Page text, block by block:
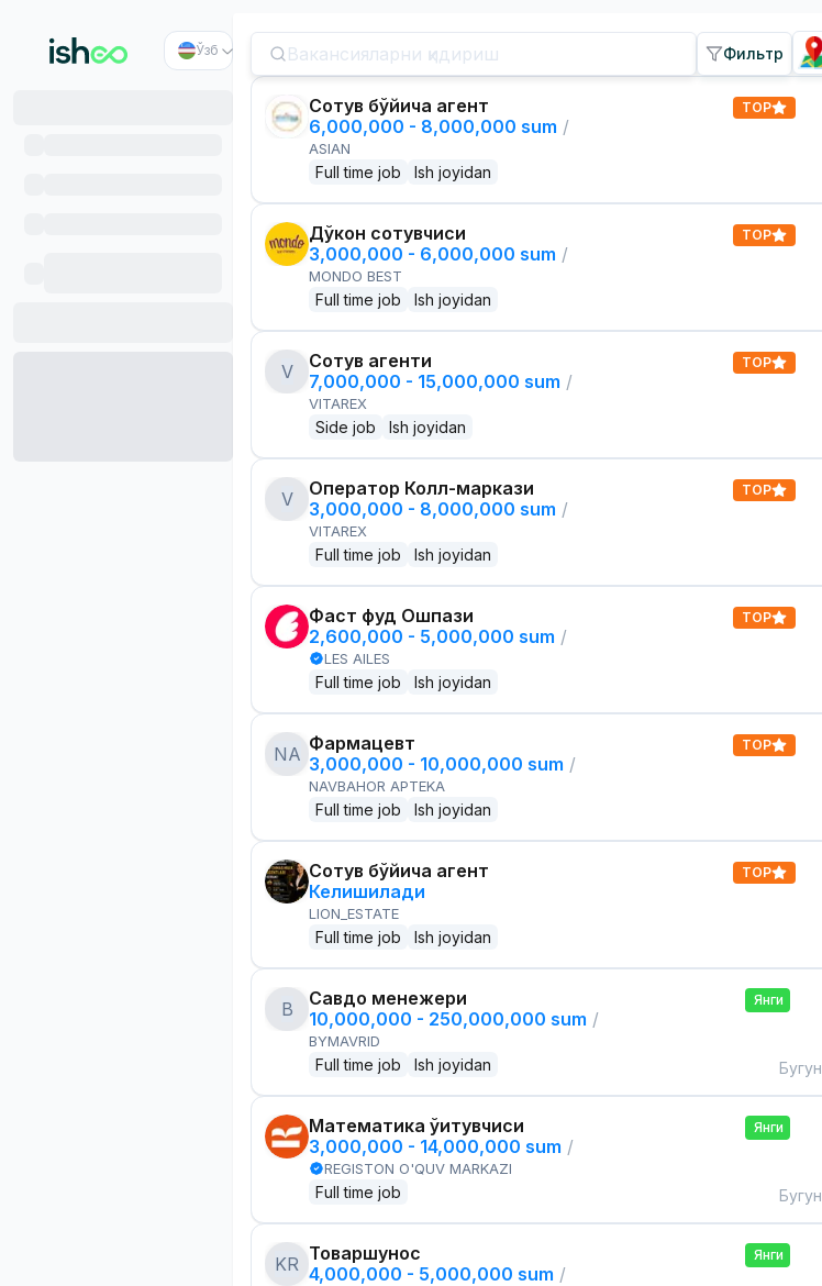
Ўзб Фильтр
Сотув бўйича агент
6,000,000 - 8,000,000 sum /
ASIAN
Full time job Ish joyidan
TOP
Дўкон сотувчиси
3,000,000 - 6,000,000 sum /
MONDO BEST
Full time job Ish joyidan
TOP
V
Сотув агенти
7,000,000 - 15,000,000 sum /
VITAREX
Side job Ish joyidan
TOP
V
Оператор Колл-маркази
3,000,000 - 8,000,000 sum /
VITAREX
Full time job Ish joyidan
TOP
Фаст фуд Ошпази
2,600,000 - 5,000,000 sum /
LES AILES
Full time job Ish joyidan
TOP
NA Фармацевт
3,000,000 - 10,000,000 sum /
NAVBAHOR APTEKA
Full time job Ish joyidan
TOP
Сотув бўйича агент
Келишилади
LION_ESTATE
Full time job Ish joyidan
TOP
B
Савдо менежери
10,000,000 - 250,000,000 sum /
BYMAVRID
Full time job Ish joyidan
Янги
Бугун
Математика ўқитувчиси
3,000,000 - 14,000,000 sum /
REGISTON O'QUV MARKAZI
Full time job
Янги
Бугун
KR Товаршунос
4,000,000 - 5,000,000 sum /
Янги